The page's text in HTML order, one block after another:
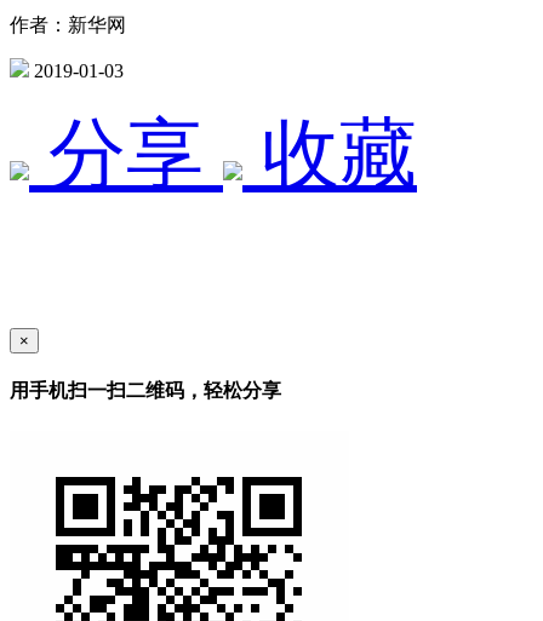
作者：新华网
2019-01-03
分享 收藏
×
用手机扫一扫二维码，轻松分享